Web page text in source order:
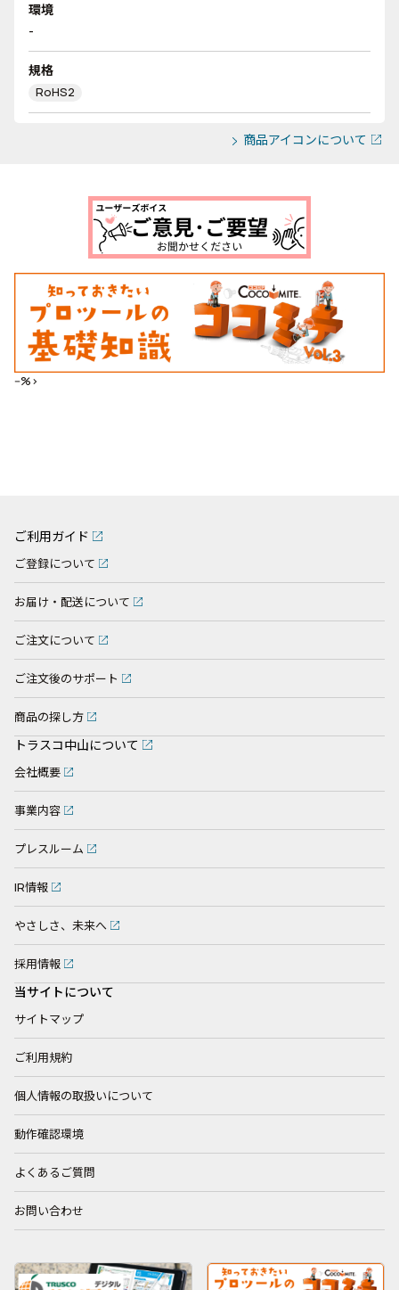
環境
-
規格
RoHS2
商品アイコンについて
--%>
ご利用ガイド
ご登録について
お届け・配送について
ご注文について
ご注文後のサポート
商品の探し方
トラスコ中山について
会社概要
事業内容
プレスルーム
IR情報
やさしさ、未来へ
採用情報
当サイトについて
サイトマップ
ご利用規約
個人情報の取扱いについて
動作確認環境
よくあるご質問
お問い合わせ